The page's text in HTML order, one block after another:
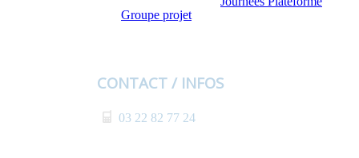
Groupe projet
CONTACT / INFOS
03 22 82 77 24